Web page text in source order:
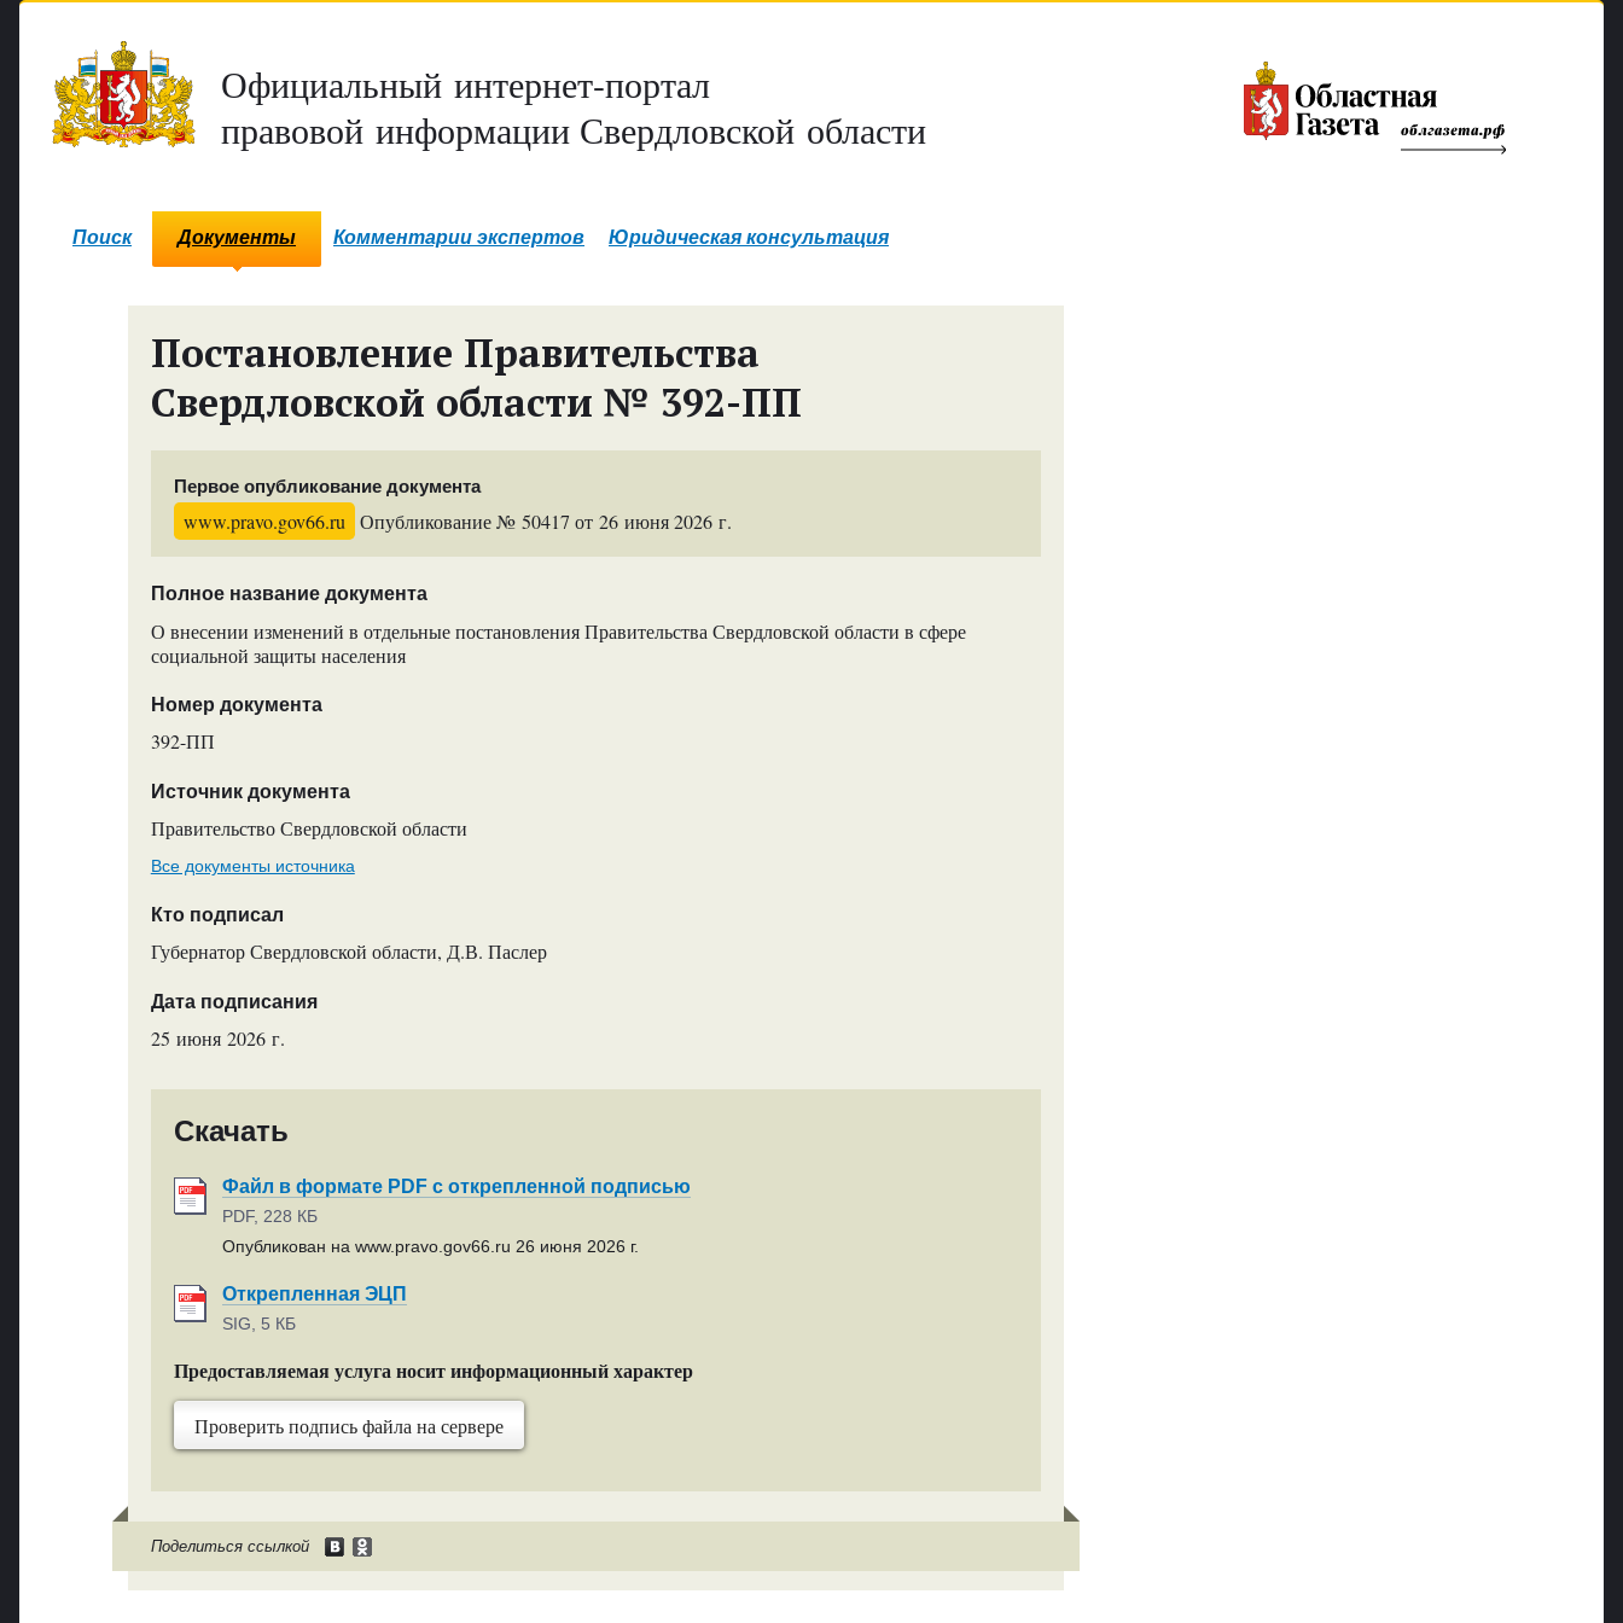
Официальный интернет-портал
правовой информации Свердловской области
Поиск Документы Комментарии экспертов Юридическая консультация
Постановление Правительства
Свердловской области № 392-ПП
Первое опубликование документа
www.pravo.gov66.ru Опубликование № 50417 от 26 июня 2026 г.
Полное название документа
О внесении изменений в отдельные постановления Правительства Свердловской области в сфере
социальной защиты населения
Номер документа
392-ПП
Источник документа
Правительство Свердловской области
Все документы источника
Кто подписал
Губернатор Свердловской области, Д.В. Паслер
Дата подписания
25 июня 2026 г.
Скачать
Файл в формате PDF с открепленной подписью
PDF, 228 КБ
Опубликован на www.pravo.gov66.ru 26 июня 2026 г.
Открепленная ЭЦП
SIG, 5 КБ
Предоставляемая услуга носит информационный характер
Проверить подпись файла на сервере
Поделиться ссылкой